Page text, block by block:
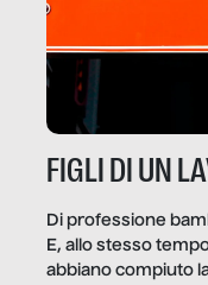
FIGLI DI UN
Di professione
E, allo stesso
abbiano compiuto